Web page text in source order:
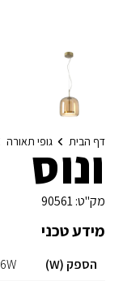
דף הבית גופי תאורהונוס
מק"ט: 90561
מידע טכני
הספק (W)
6W